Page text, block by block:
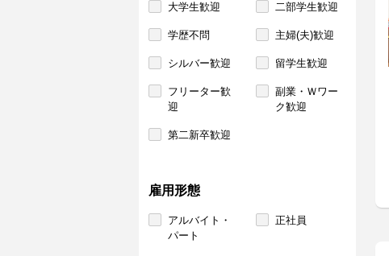
大学生歓迎 二部学生歓迎
学歴不問 主婦(夫)歓迎
シルバー歓迎 留学生歓迎
フリーター歓
迎
副業・Ｗワー
ク歓迎
第二新卒歓迎
雇用形態
アルバイト・
パート
正社員